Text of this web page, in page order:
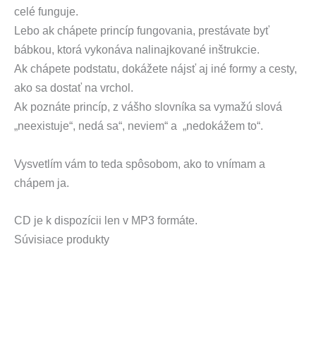
celé funguje.
Lebo ak chápete princíp fungovania, prestávate byť
bábkou, ktorá vykonáva nalinajkované inštrukcie.
Ak chápete podstatu, dokážete nájsť aj iné formy a cesty,
ako sa dostať na vrchol.
Ak poznáte princíp, z vášho slovníka sa vymažú slová
„neexistuje“, nedá sa“, neviem“ a „nedokážem to“.
Vysvetlím vám to teda spôsobom, ako to vnímam a
chápem ja.
CD je k dispozícii len v MP3 formáte.
Súvisiace produkty